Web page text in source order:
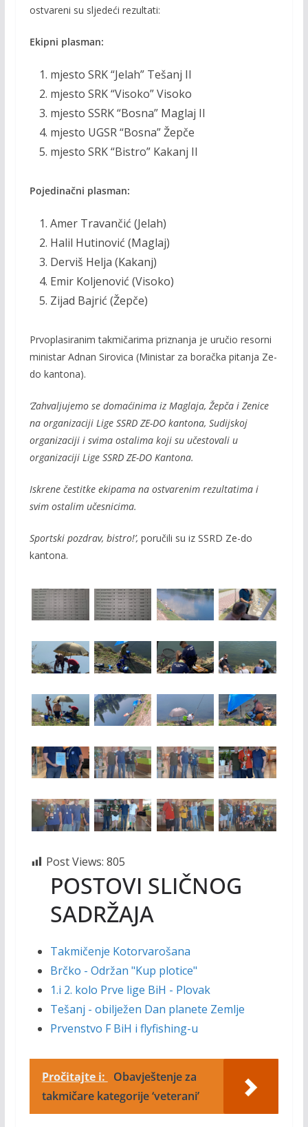
ostvareni su sljedeći rezultati:
Ekipni plasman:
mjesto SRK “Jelah” Tešanj II
mjesto SRK “Visoko” Visoko
mjesto SSRK “Bosna” Maglaj II
mjesto UGSR “Bosna” Žepče
mjesto SRK “Bistro” Kakanj II
Pojedinačni plasman:
Amer Travančić (Jelah)
Halil Hutinović (Maglaj)
Derviš Helja (Kakanj)
Emir Koljenović (Visoko)
Zijad Bajrić (Žepče)
Prvoplasiranim takmičarima priznanja je uručio resorni
ministar Adnan Sirovica (Ministar za boračka pitanja Ze-
do kantona).
‘Zahvaljujemo se domaćinima iz Maglaja, Žepča i Zenice
na organizaciji Lige SSRD ZE-DO kantona, Sudijskoj
organizaciji i svima ostalima koji su učestovali u
organizaciji Lige SSRD ZE-DO Kantona.
Iskrene čestitke ekipama na ostvarenim rezultatima i
svim ostalim učesnicima.
Sportski pozdrav, bistro!’, poručili su iz SSRD Ze-do
kantona.
Post Views: 805
POSTOVI SLIČNOG
SADRŽAJA
Takmičenje Kotorvarošana
Brčko - Održan "Kup plotice"
1.i 2. kolo Prve lige BiH - Plovak
Tešanj - obilježen Dan planete Zemlje
Prvenstvo F BiH i flyfishing-u
Pročitajte i:
Obavještenje za
takmičare kategorije ‘veterani’